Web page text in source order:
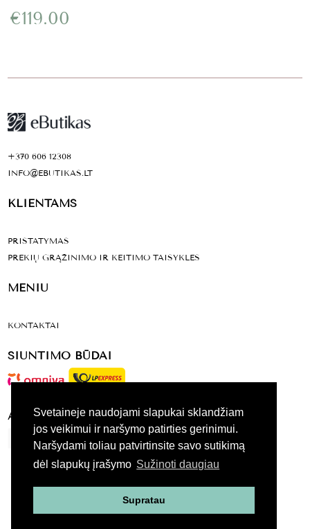
Svetaineje naudojami slapukai sklandžiam
jos veikimui ir naršymo patirties gerinimui.
Naršydami toliau patvirtinsite savo sutikimą
dėl slapukų įrašymo Sužinoti daugiau
Supratau
€119.00
+370 606 12308
INFO@EBUTIKAS.LT
KLIENTAMS
PRISTATYMAS
PREKIŲ GRĄŽINIMO IR KEITIMO TAISYKLĖS
MENIU
KONTAKTAI
SIUNTIMO BŪDAI
ATSISKAITYMO BŪDAI
VISOS TEISES SAUGOMOS 2020